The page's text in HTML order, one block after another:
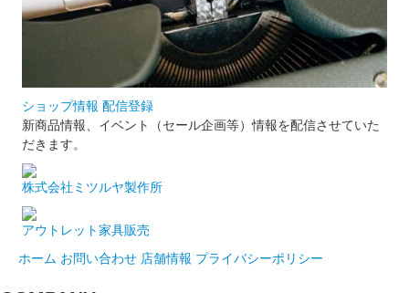
ショップ情報 配信登録
新商品情報、イベント（セール企画等）情報を配信させていた
だきます。
株式会社ミツルヤ製作所
アウトレット家具販売
ホーム お問い合わせ 店舗情報 プライバシーポリシー